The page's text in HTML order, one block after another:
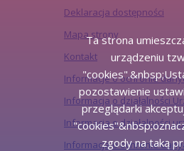
Deklaracja dostępności
Mapa strony
Kontakt
Informacje o ochronie
Informacja o działalności
Informacja o działalności
Informacja o ochronie
Ta strona
urządzeniu
pozostawienie
przeglądarki
zgody na taką